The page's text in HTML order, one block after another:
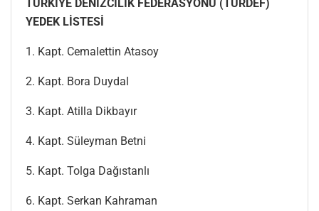
TÜRKİYE DENİZCİLİK FEDERASYONU (TÜRDEF)
YEDEK LİSTESİ
1. Kapt. Cemalettin Atasoy
2. Kapt. Bora Duydal
3. Kapt. Atilla Dikbayır
4. Kapt. Süleyman Betni
5. Kapt. Tolga Dağıstanlı
6. Kapt. Serkan Kahraman